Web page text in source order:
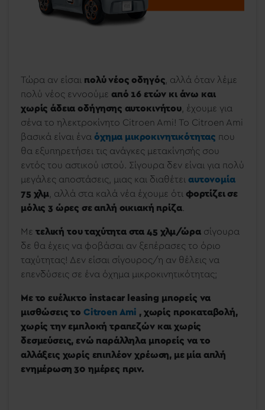
Τώρα αν είσαι πολύ νέος οδηγός , αλλά όταν λέμε
πολύ νέος εννοούμε από 16 ετών κι άνω και
χωρίς άδεια οδήγησης αυτοκινήτου, έχουμε για
σένα το ηλεκτροκίνητο Citroen Ami! To Citroen Ami
βασικά είναι ένα όχημα μικροκινητικότητας που
θα εξυπηρετήσει τις ανάγκες μετακίνησής σου
εντός του αστικού ιστού. Σίγουρα δεν είναι για πολύ
μεγάλες αποστάσεις, μιας και διαθέτει αυτονομία
75 χλμ , αλλά στα καλά νέα έχουμε ότι φορτίζει σε
μόλις 3 ώρες σε απλή οικιακή πρίζα.
Με τελική του ταχύτητα στα 45 χλμ/ώρασίγουρα
δε θα έχεις να φοβάσαι αν ξεπέρασες το όριο
ταχύτητας! Δεν είσαι σίγουρος/η αν θέλεις να
επενδύσεις σε ένα όχημα μικροκινητικότητας;
Με το ευέλικτο instacar leasing μπορείς να
μισθώσεις το Citroen Ami , χωρίς προκαταβολή,
χωρίς την εμπλοκή τραπεζών και χωρίς
δεσμεύσεις, ενώ παράλληλα μπορείς να το
αλλάξεις χωρίς επιπλέον χρέωση, με μία απλή
ενημέρωση 30 ημέρες πριν.